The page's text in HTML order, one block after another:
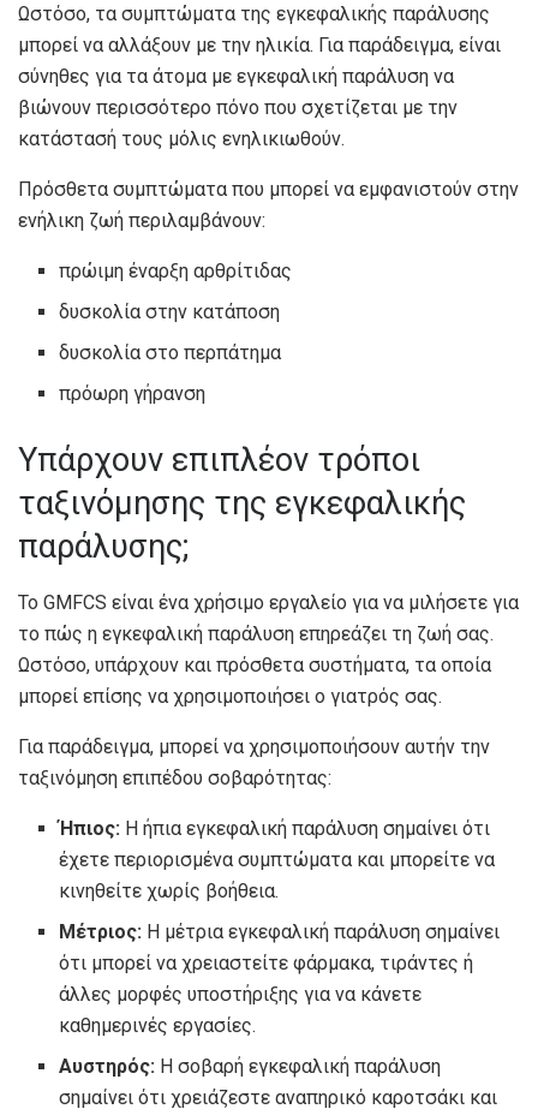
Ωστόσο, τα συμπτώματα της εγκεφαλικής παράλυσης
μπορεί να αλλάξουν με την ηλικία. Για παράδειγμα, είναι
σύνηθες για τα άτομα με εγκεφαλική παράλυση να
βιώνουν περισσότερο πόνο που σχετίζεται με την
κατάστασή τους μόλις ενηλικιωθούν.
Πρόσθετα συμπτώματα που μπορεί να εμφανιστούν στην
ενήλικη ζωή περιλαμβάνουν:
πρώιμη έναρξη αρθρίτιδας
δυσκολία στην κατάποση
δυσκολία στο περπάτημα
πρόωρη γήρανση
Υπάρχουν επιπλέον τρόποι
ταξινόμησης της εγκεφαλικής
παράλυσης;
Το GMFCS είναι ένα χρήσιμο εργαλείο για να μιλήσετε για
το πώς η εγκεφαλική παράλυση επηρεάζει τη ζωή σας.
Ωστόσο, υπάρχουν και πρόσθετα συστήματα, τα οποία
μπορεί επίσης να χρησιμοποιήσει ο γιατρός σας.
Για παράδειγμα, μπορεί να χρησιμοποιήσουν αυτήν την
ταξινόμηση επιπέδου σοβαρότητας:
Ήπιος: Η ήπια εγκεφαλική παράλυση σημαίνει ότι
έχετε περιορισμένα συμπτώματα και μπορείτε να
κινηθείτε χωρίς βοήθεια.
Μέτριος: Η μέτρια εγκεφαλική παράλυση σημαίνει
ότι μπορεί να χρειαστείτε φάρμακα, τιράντες ή
άλλες μορφές υποστήριξης για να κάνετε
καθημερινές εργασίες.
Αυστηρός: Η σοβαρή εγκεφαλική παράλυση
σημαίνει ότι χρειάζεστε αναπηρικό καροτσάκι και